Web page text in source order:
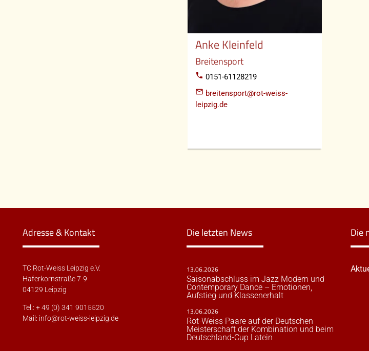
Anke Kleinfeld
Breitensport
phone 0151-61128219
mail_outline breitensport@rot-weiss-
leipzig.de
Adresse & Kontakt
TC Rot-Weiss Leipzig e.V.
Haferkornstraße 7-9
04129 Leipzig
Tel.: + 49 (0) 341 9015520
Mail: info@rot-weiss-leipzig.de
Die letzten News
13.06.2026
Saisonabschluss im Jazz Modern und
Contemporary Dance – Emotionen,
Aufstieg und Klassenerhalt
13.06.2026
Rot-Weiss Paare auf der Deutschen
Meisterschaft der Kombination und beim
Deutschland-Cup Latein
Die